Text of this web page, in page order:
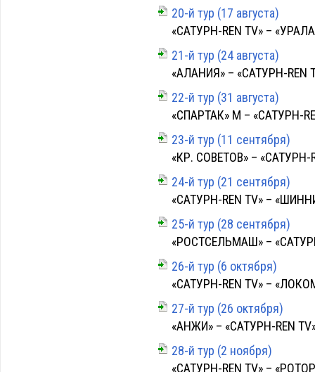
20-й тур (17 августа)
«САТУРН-REN TV» –
21-й тур (24 августа)
«АЛАНИЯ» – «САТУРН-REN
22-й тур (31 августа)
«СПАРТАК» М – «САТУРН-
23-й тур (11 сентября)
«КР. СОВЕТОВ» – «САТУРН-
24-й тур (21 сентября)
«САТУРН-REN TV» –
25-й тур (28 сентября)
«РОСТСЕЛЬМАШ» –
26-й тур (6 октября)
«САТУРН-REN TV» –
27-й тур (26 октября)
«АНЖИ» – «САТУРН-REN
28-й тур (2 ноября)
«САТУРН-REN TV» –